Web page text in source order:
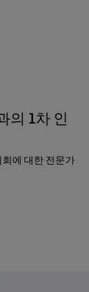
의 1차 인
에 대한 전문가